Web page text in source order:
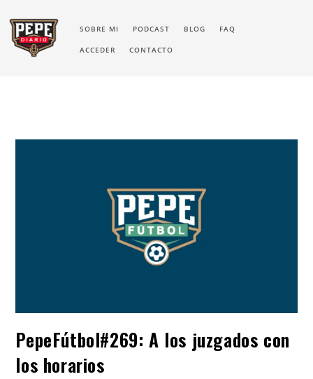
SOBRE MI PODCAST BLOG FAQ
ACCEDER CONTACTO
PepeFútbol#269: A los juzgados con
los horarios